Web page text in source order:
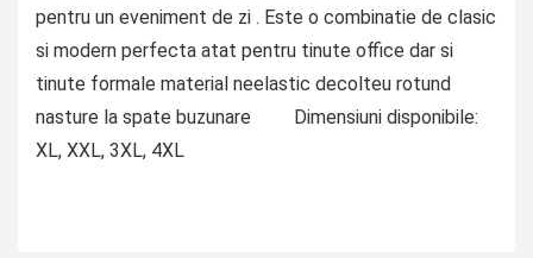
pentru un eveniment de zi . Este o combinatie de clasic
si modern perfecta atat pentru tinute office dar si
tinute formale material neelastic decolteu rotund
nasture la spate buzunare Dimensiuni disponibile:
XL, XXL, 3XL, 4XL